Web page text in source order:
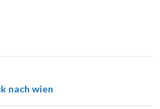
nach wien